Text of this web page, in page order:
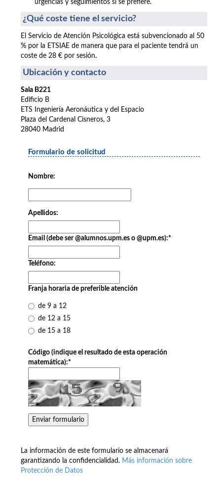
urgencias y seguimientos si se prefiere.
¿Qué coste tiene el servicio?
El Servicio de Atención Psicológica está subvencionado al 50
% por la ETSIAE de manera que para el paciente tendrá un
coste de 28 € por sesión.
Ubicación y contacto
Sala B221
Edificio B
ETS Ingeniería Aeronáutica y del Espacio
Plaza del Cardenal Cisneros, 3
28040 Madrid
Formulario de solicitud
Nombre:
Apellidos:
Email (debe ser @alumnos.upm.es o @upm.es):*
Teléfono:
Franja horaria de preferible atención
de 9 a 12
de 12 a 15
de 15 a 18
Código (indique el resultado de esta operación
matemática):*
La información de este formulario se almacenará
garantizando la confidencialidad. Más información sobre
Protección de Datos